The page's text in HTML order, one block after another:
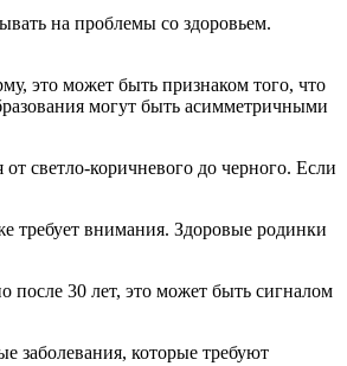
на проблемы со здоровьем.
это может быть признаком того, что
могут быть асимметричными
светло-коричневого до черного. Если
требует внимания. Здоровые родинки
30 лет, это может быть сигналом
заболевания, которые требуют